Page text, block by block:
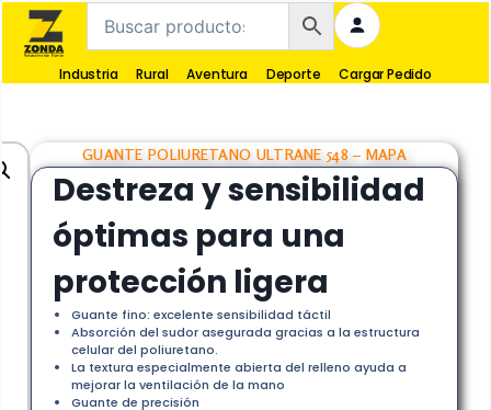
Industria Rural Aventura Deporte Cargar Pedido
GUANTE POLIURETANO ULTRANE 548 – MAPA
Destreza y sensibilidad
óptimas para una
protección ligera
Guante fino: excelente sensibilidad táctil
Absorción del sudor asegurada gracias a la estructura
celular del poliuretano.
La textura especialmente abierta del relleno ayuda a
mejorar la ventilación de la mano
Guante de precisión